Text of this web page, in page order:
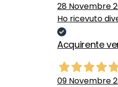
28 Novembre
Ho ricevuto
Acquirente
09 Novembre